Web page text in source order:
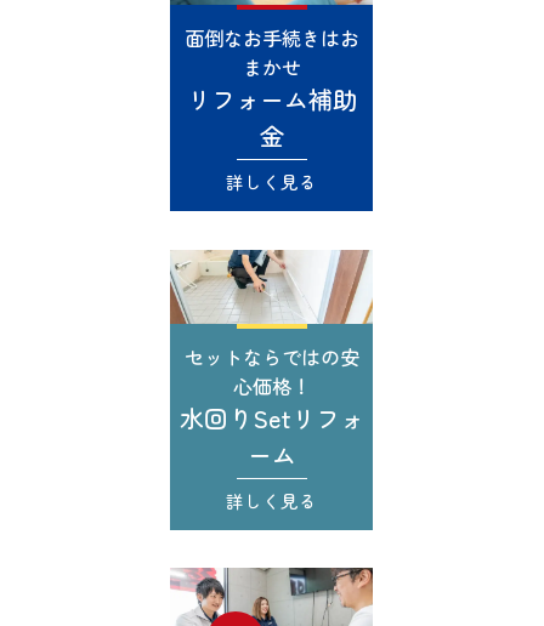
面倒なお手続きはお
まかせ
リフォーム補助
金
詳しく見る
セットならではの安
心価格！
水回りSetリフォ
ーム
詳しく見る